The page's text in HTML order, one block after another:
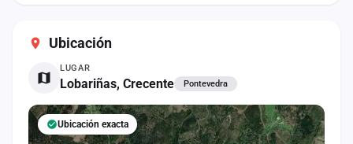
Ubicación
LUGAR
Lobariñas, Crecente Pontevedra
Ubicación exacta